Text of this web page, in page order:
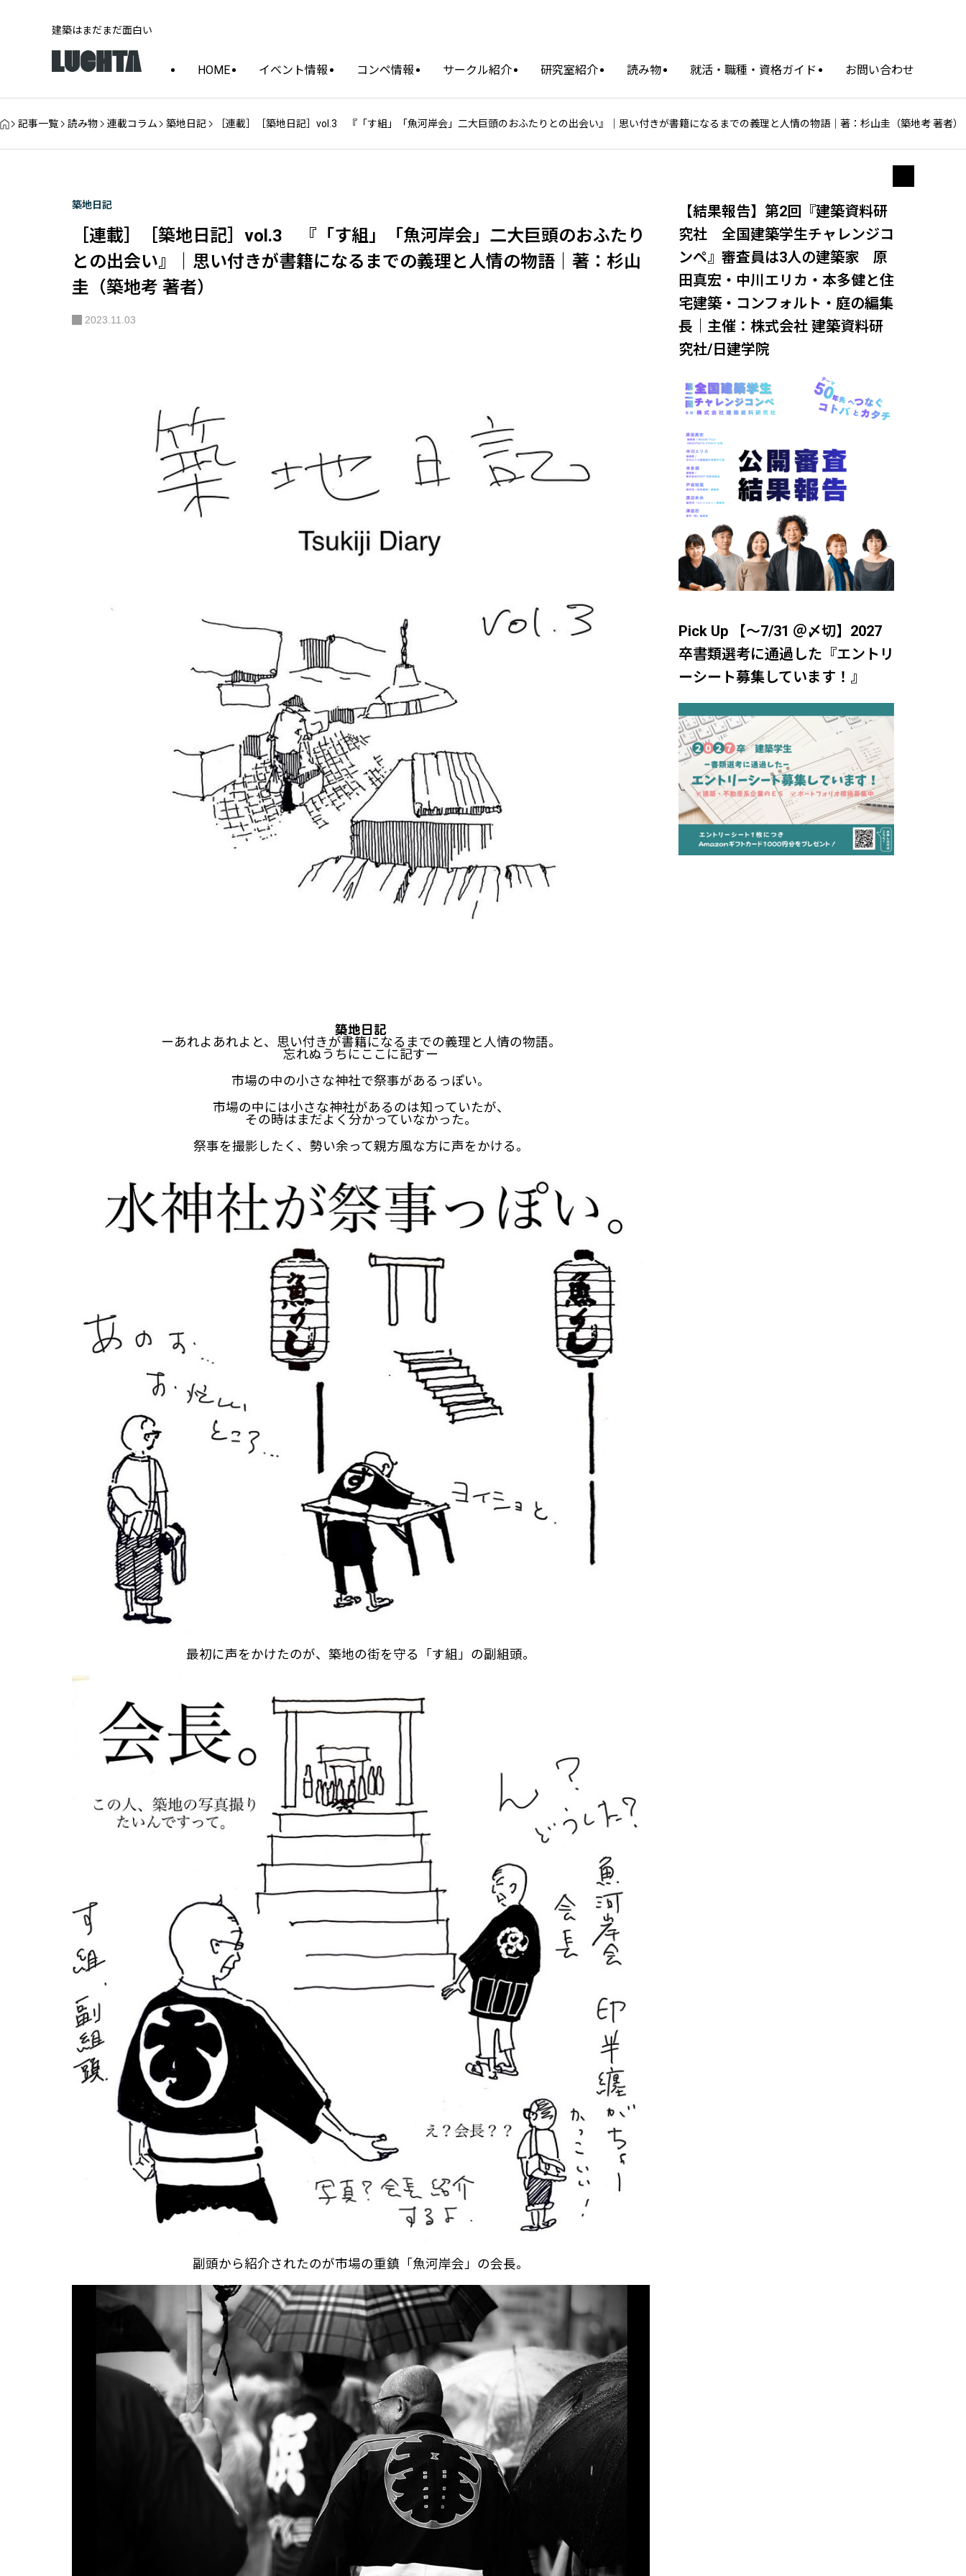
建築はまだまだ面白い
HOME イベント情報 コンペ情報 サークル紹介 研究室紹介 読み物 就活・職種・資格ガイド お問い合わせ
記事一覧 読み物 連載コラム 築地日記 ［連載］［築地日記］vol.3 『「す組」「魚河岸会」二大巨頭のおふたりとの出会い』｜思い付きが書籍になるまでの義理と人情の物語｜著：杉山圭（築地考 著者）
築地日記
［連載］［築地日記］vol.3 『「す組」「魚河岸会」二大巨頭のおふたり
との出会い』｜思い付きが書籍になるまでの義理と人情の物語｜著：杉山
圭（築地考 著者）
2023.11.03
築地日記
ーあれよあれよと、思い付きが書籍になるまでの義理と人情の物語。
忘れぬうちにここに記すー
市場の中の小さな神社で祭事があるっぽい。
市場の中には小さな神社があるのは知っていたが、
その時はまだよく分かっていなかった。
祭事を撮影したく、勢い余って親方風な方に声をかける。
最初に声をかけたのが、築地の街を守る「す組」の副組頭。
副頭から紹介されたのが市場の重鎮「魚河岸会」の会長。
【結果報告】第2回『建築資料研
究社 全国建築学生チャレンジコ
ンペ』審査員は3人の建築家 原
田真宏・中川エリカ・本多健と住
宅建築・コンフォルト・庭の編集
長｜主催：株式会社 建築資料研
究社/日建学院
Pick Up 【～7/31 ＠〆切】2027
卒書類選考に通過した『エントリ
ーシート募集しています！』